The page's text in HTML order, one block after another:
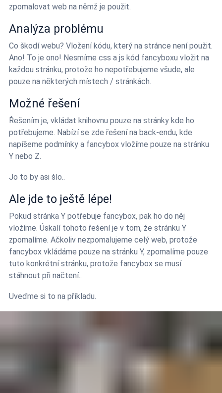
zpomalovat web na němž je použit.
Analýza problému
Co škodí webu? Vložení kódu, který na stránce není použit.
Ano! To je ono! Nesmíme css a js kód fancyboxu vložit na
každou stránku, protože ho nepotřebujeme všude, ale
pouze na některých místech / stránkách.
Možné řešení
Řešením je, vkládat knihovnu pouze na stránky kde ho
potřebujeme. Nabízí se zde řešení na back-endu, kde
napíšeme podmínky a fancybox vložíme pouze na stránku
Y nebo Z.
Jo to by asi šlo..
Ale jde to ještě lépe!
Pokud stránka Y potřebuje fancybox, pak ho do něj
vložíme. Úskalí tohoto řešení je v tom, že stránku Y
zpomalíme. Ačkoliv nezpomalujeme celý web, protože
fancybox vkládáme pouze na stránku Y, zpomalíme pouze
tuto konkrétní stránku, protože fancybox se musí
stáhnout při načtení..
Uveďme si to na příkladu.